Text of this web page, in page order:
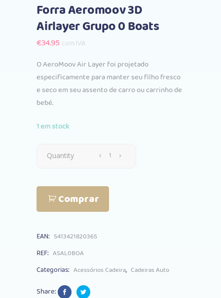
Forra Aeromoov 3D
Airlayer Grupo 0 Boats
€34.95 com IVA
O AeroMoov Air Layer foi projetado
especificamente para manter seu filho fresco
e seco em seu assento de carro ou carrinho de
bebé.
1 em stock
Forra
3D
Grupo
Boats
Quantity
Comprar
EAN: 5413421820365
REF: ASAL0BOA
Categorias: Acessórios Cadeira, Cadeiras Auto
Share: